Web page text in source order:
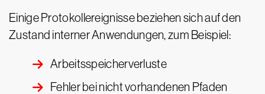
Einige Protokollereignisse beziehen sich auf den
Zustand interner Anwendungen, zum Beispiel:
Arbeitsspeicherverluste
Fehler bei nicht vorhandenen Pfaden